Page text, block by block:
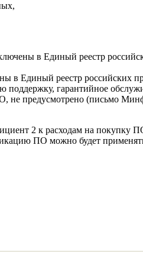
в Единый реестр
Единый реестр российских
гарантийное
предусмотрено (письмо
2 к расходам на
ПО можно будет